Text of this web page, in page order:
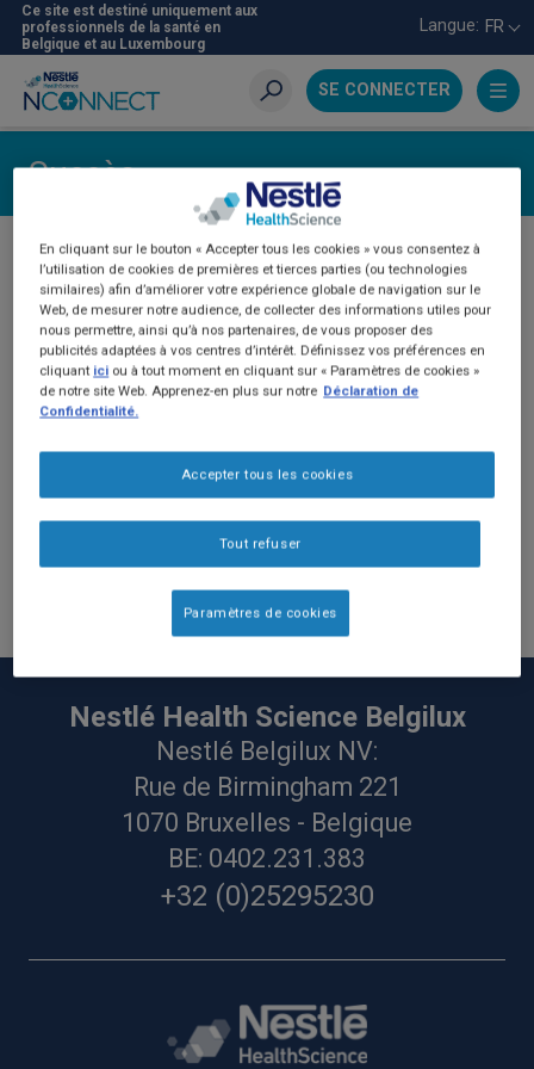
Aller
au
contenu
principal
Ce site est destiné uniquement aux
professionnels de la santé en
Belgique et au Luxembourg
Langue: FR
SE CONNECTER
Recherche
Succès
Merci.
Nous vous contacterons prochainement.
HOME
Nestlé Health Science Belgilux
Nestlé Belgilux NV:
Rue de Birmingham 221
1070 Bruxelles - Belgique
BE: 0402.231.383
+32 (0)25295230
En cliquant sur le bouton « Accepter tous les cookies » vous consentez à
l’utilisation de cookies de premières et tierces parties (ou technologies
similaires) afin d’améliorer votre expérience globale de navigation sur le
Web, de mesurer notre audience, de collecter des informations utiles pour
nous permettre, ainsi qu’à nos partenaires, de vous proposer des
publicités adaptées à vos centres d’intérêt. Définissez vos préférences en
cliquant ici ou à tout moment en cliquant sur « Paramètres de cookies »
de notre site Web. Apprenez-en plus sur notre Déclaration de
Confidentialité.
Tout refuser
Accepter tous les cookies
Paramètres de cookies